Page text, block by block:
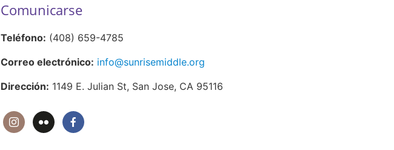
Comunicarse
Teléfono: (408) 659-4785
Correo electrónico: info@sunrisemiddle.org
Dirección: 1149 E. Julian St, San Jose, CA 95116